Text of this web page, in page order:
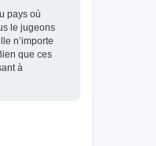
pays où
le jugeons
n’importe
que ces
à